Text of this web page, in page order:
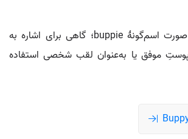
بَپی؛ شکل دیگر یا صورت اسم‌گونهٔ buppie؛ گاهی برای اشاره به
موفق یا به‌عنوان لقب شخصی استفاده